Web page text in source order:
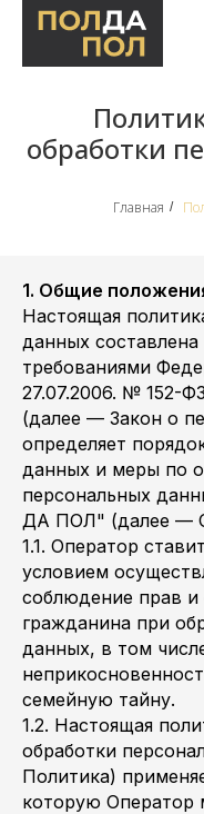
обработки
Главная /
1. Общие
Настоящая
данных
требованиями
27.07.2006. № 152-
(далее — Закон о
определяет
данных и меры по
персональных
ДА ПОЛ" (далее —
1.1. Оператор
условием
соблюдение прав и
гражданина при
данных, в том
семейную тайну.
1.2. Настоящая
обработки
Политика)
которую Оператор